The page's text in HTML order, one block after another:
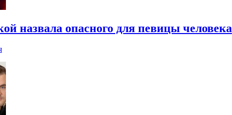
назвала опасного для певицы человека